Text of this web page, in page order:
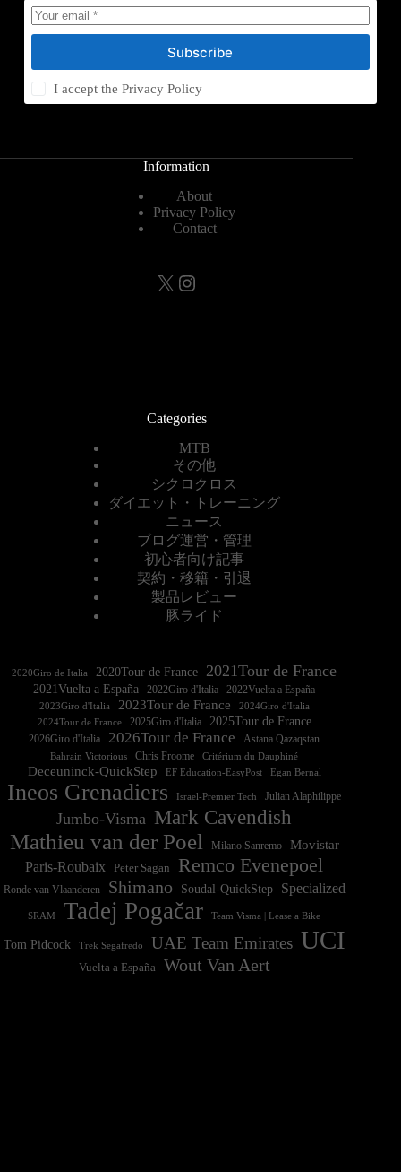
Subscribe
I accept thePrivacy Policy
Information
About
Privacy Policy
Contact
X Instagram
Categories
MTB
その他
シクロクロス
ダイエット・トレーニング
ニュース
ブログ運営・管理
初心者向け記事
契約・移籍・引退
製品レビュー
豚ライド
2020Giro de Italia 2020Tour de France 2021Tour de France
2021Vuelta a España 2022Vuelta a España
2023Giro d'Italia 2023Tour de France
2024Tour de France
2025Giro d'Italia 2025Tour de France
2026Giro d'Italia 2026Tour de France Astana Qazaqstan
Bahrain Victorious Chris Froome Critérium du Dauphiné
Deceuninck-QuickStep EF Education-EasyPost Egan Bernal
Ineos Grenadiers Israel-Premier Tech Julian Alaphilippe
Jumbo-Visma Mark Cavendish
Mathieu van der Poel Milano Sanremo
Movistar
Paris-Roubaix
Peter Sagan Remco Evenepoel
Ronde van Vlaanderen Shimano Soudal-QuickStep Specialized
SRAM Tadej Pogačar Team Visma | Lease a Bike
Tom Pidcock Trek Segafredo UAE Team Emirates UCI
Vuelta a España Wout Van Aert